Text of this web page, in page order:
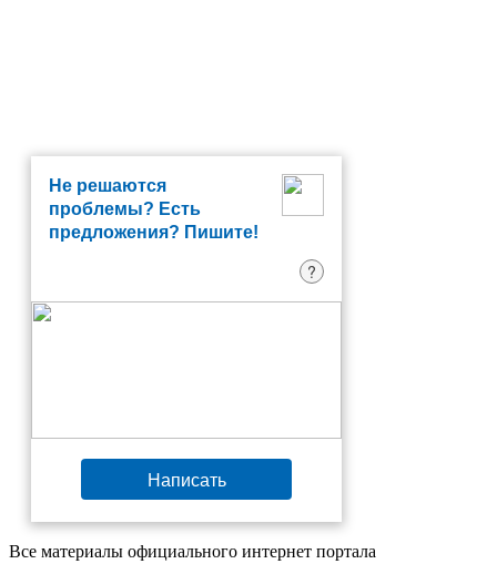
Не решаются
проблемы? Есть
предложения? Пишите!
?
Написать
Все материалы официального интернет портала